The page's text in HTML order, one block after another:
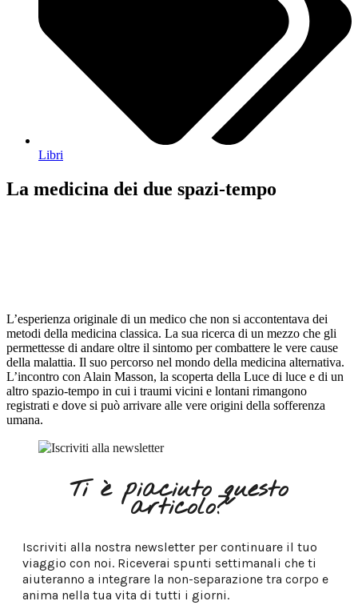
Libri
La medicina dei due spazi-tempo
L’esperienza originale di un medico che non si accontentava dei
metodi della medicina classica. La sua ricerca di un mezzo che gli
permettesse di andare oltre il sintomo per combattere le vere cause
della malattia. Il suo percorso nel mondo della medicina alternativa.
L’incontro con Alain Masson, la scoperta della Luce di luce e di un
altro spazio-tempo in cui i traumi vicini e lontani rimangono
registrati e dove si può arrivare alle vere origini della sofferenza
umana.
Ti è piaciuto questo
articolo?
Iscriviti alla nostra newsletter per continuare il tuo
viaggio con noi. Riceverai spunti settimanali che ti
aiuteranno a integrare la non-separazione tra corpo e
anima nella tua vita di tutti i giorni.